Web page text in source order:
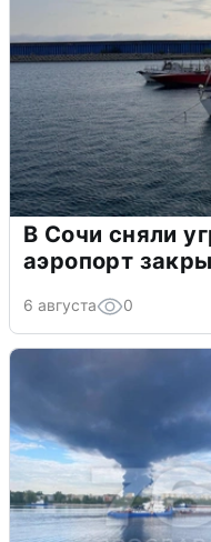
В Сочи сняли
аэропорт
6 августа 0